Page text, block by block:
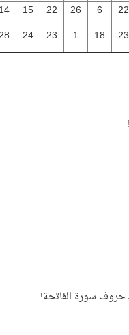
22
6
26
22
15
14
23
18
1
23
24